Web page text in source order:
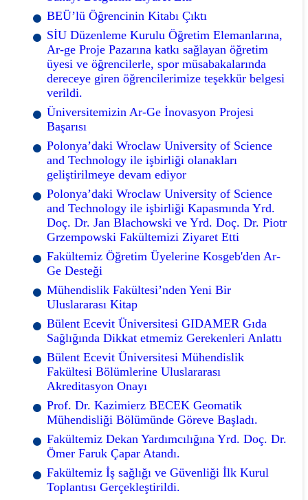
BEÜ’lü Öğrencinin Kitabı Çıktı
SİU Düzenleme Kurulu Öğretim Elemanlarına,
Ar-ge Proje Pazarına katkı sağlayan öğretim
üyesi ve öğrencilerle, spor müsabakalarında
dereceye giren öğrencilerimize teşekkür belgesi
verildi.
Üniversitemizin Ar-Ge İnovasyon Projesi
Başarısı
Polonya’daki Wroclaw University of Science
and Technology ile işbirliği olanakları
geliştirilmeye devam ediyor
Polonya’daki Wroclaw University of Science
and Technology ile işbirliği Kapasmında Yrd.
Doç. Dr. Jan Blachowski ve Yrd. Doç. Dr. Piotr
Grzempowski Fakültemizi Ziyaret Etti
Fakültemiz Öğretim Üyelerine Kosgeb'den Ar-
Ge Desteği
Mühendislik Fakültesi’nden Yeni Bir
Uluslararası Kitap
Bülent Ecevit Üniversitesi GIDAMER Gıda
Sağlığında Dikkat etmemiz Gerekenleri Anlattı
Bülent Ecevit Üniversitesi Mühendislik
Fakültesi Bölümlerine Uluslararası
Akreditasyon Onayı
Prof. Dr. Kazimierz BECEK Geomatik
Mühendisliği Bölümünde Göreve Başladı.
Fakültemiz Dekan Yardımcılığına Yrd. Doç. Dr.
Ömer Faruk Çapar Atandı.
Fakültemiz İş sağlığı ve Güvenliği İlk Kurul
Toplantısı Gerçekleştirildi.